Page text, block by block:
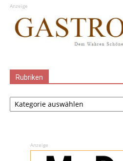
Anzeige
Rubriken
Rubriken
Anzeige